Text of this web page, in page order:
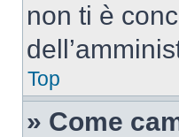
non ti è
Top
» Come